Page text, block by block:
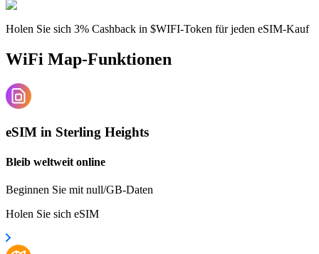
Holen Sie sich 3% Cashback in $WIFI-Token für jeden eSIM-Kauf
WiFi Map-Funktionen
eSIM in Sterling Heights
Bleib weltweit online
Beginnen Sie mit null/GB-Daten
Holen Sie sich eSIM